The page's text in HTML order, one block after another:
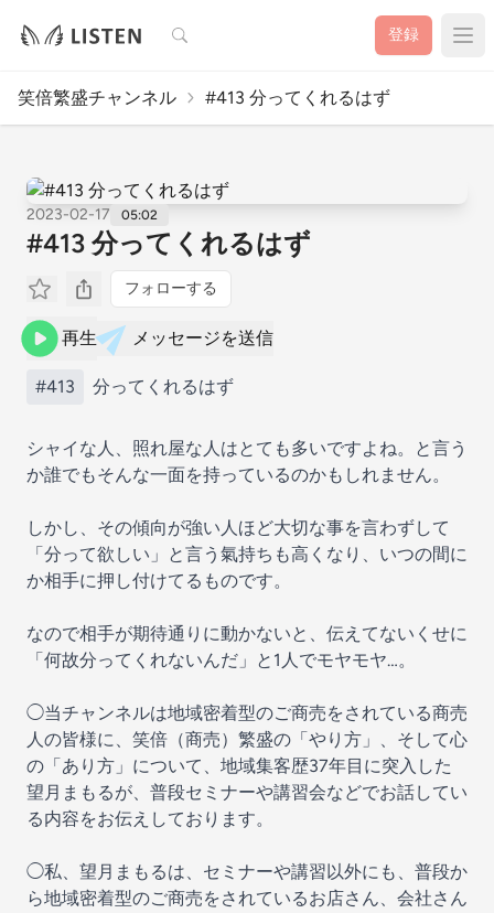
検索 登録
笑倍繁盛チャンネル #413 分ってくれるはず
2023-02-17 05:02
#413 分ってくれるはず
フォローする
再生 メッセージを送信
#413 分ってくれるはず
シャイな人、照れ屋な人はとても多いですよね。と言う
か誰でもそんな一面を持っているのかもしれません。
しかし、その傾向が強い人ほど大切な事を言わずして
「分って欲しい」と言う氣持ちも高くなり、いつの間に
か相手に押し付けてるものです。
なので相手が期待通りに動かないと、伝えてないくせに
「何故分ってくれないんだ」と1人でモヤモヤ…。
◯当チャンネルは地域密着型のご商売をされている商売
人の皆様に、笑倍（商売）繁盛の「やり方」、そして心
の「あり方」について、地域集客歴37年目に突入した
望月まもるが、普段セミナーや講習会などでお話してい
る内容をお伝えしております。
◯私、望月まもるは、セミナーや講習以外にも、普段か
ら地域密着型のご商売をされているお店さん、会社さん